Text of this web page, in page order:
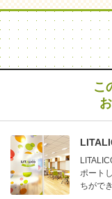
こ
ポート
ちがで